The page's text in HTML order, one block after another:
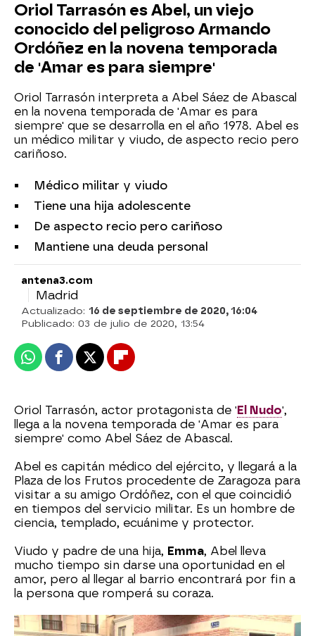
Oriol Tarrasón es Abel, un viejo
conocido del peligroso Armando
Ordóñez en la novena temporada
de 'Amar es para siempre'
Oriol Tarrasón interpreta a Abel Sáez de Abascal
en la novena temporada de 'Amar es para
siempre' que se desarrolla en el año 1978. Abel es
un médico militar y viudo, de aspecto recio pero
cariñoso.
Médico militar y viudo
Tiene una hija adolescente
De aspecto recio pero cariñoso
Mantiene una deuda personal
antena3.com
Madrid
Actualizado: 16 de septiembre de 2020, 16:04
Publicado: 03 de julio de 2020, 13:54
WhatsappFacebook
X Flipboard
Oriol Tarrasón, actor protagonista de ' El Nudo',
llega a la novena temporada de 'Amar es para
siempre' como Abel Sáez de Abascal.
Abel es capitán médico del ejército, y llegará a la
Plaza de los Frutos procedente de Zaragoza para
visitar a su amigo Ordóñez, con el que coincidió
en tiempos del servicio militar. Es un hombre de
ciencia, templado, ecuánime y protector.
Viudo y padre de una hija, Emma, Abel lleva
mucho tiempo sin darse una oportunidad en el
amor, pero al llegar al barrio encontrará por fin a
la persona que romperá su coraza.